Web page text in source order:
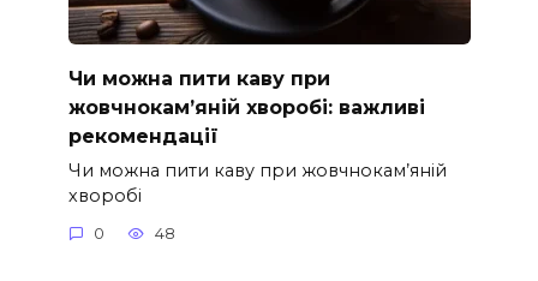
Чи можна пити каву при
жовчнокам’яній хворобі: важливі
рекомендації
Чи можна пити каву при жовчнокам’яній
хворобі
0 48